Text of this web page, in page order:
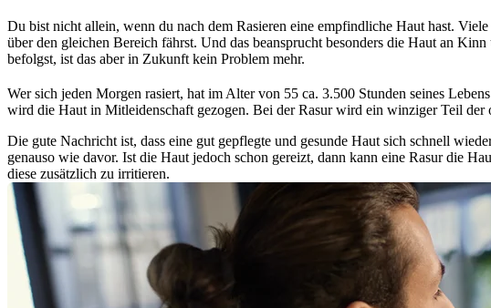
Du bist nicht allein, wenn du nach dem Rasieren eine empfindliche Haut hast.
über den gleichen Bereich fährst. Und das beansprucht besonders die Haut an
befolgst, ist das aber in Zukunft kein Problem mehr.
Wer sich jeden Morgen rasiert, hat im Alter von 55 ca. 3.500 Stunden seines
wird die Haut in Mitleidenschaft gezogen. Bei der Rasur wird ein winziger Teil
Die gute Nachricht ist, dass eine gut gepflegte und gesunde Haut sich schnell
genauso wie davor. Ist die Haut jedoch schon gereizt, dann kann eine Rasur die
diese zusätzlich zu irritieren.